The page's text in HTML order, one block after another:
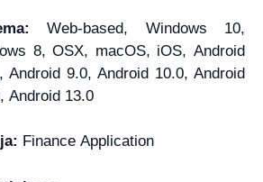
Web-based, Windows 10,
8, OSX, macOS, iOS, Android
Android 9.0, Android 10.0, Android
Android 13.0
Finance Application